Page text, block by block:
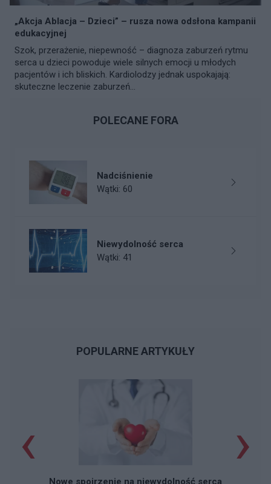
„Akcja Ablacja – Dzieci” – rusza nowa odsłona kampanii
edukacyjnej
Szok, przerażenie, niepewność – diagnoza zaburzeń rytmu
serca u dzieci powoduje wiele silnych emocji u młodych
pacjentów i ich bliskich. Kardiolodzy jednak uspokajają:
skuteczne leczenie zaburzeń...
POLECANE FORA
Nadciśnienie
Wątki: 60
Niewydolność serca
Wątki: 41
POPULARNE ARTYKUŁY
Nowe spojrzenie na niewydolność serca
‹ ›